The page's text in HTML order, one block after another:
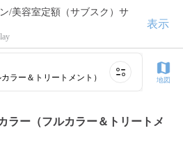
/美容室定額（サブスク）サ
表示
ラー＆トリートメント）
地図
ラー（フルカラー＆トリートメ